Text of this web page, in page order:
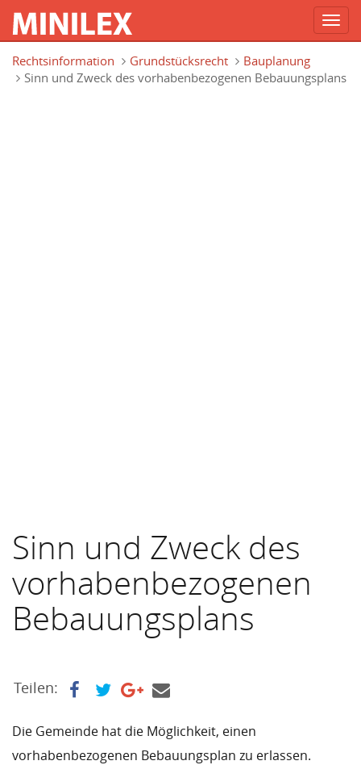
Rechtsinformation
Grundstücksrecht
Bauplanung
Sinn und Zweck des vorhabenbezogenen Bebauungsplans
Sinn und Zweck des
vorhabenbezogenen
Bebauungsplans
Teilen:
Die Gemeinde hat die Möglichkeit, einen
vorhabenbezogenen Bebauungsplan zu erlassen.